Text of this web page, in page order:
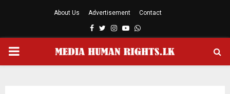
About Us Advertisement Contact
Facebook
TwitterInstagram
YoutubeWhatsapp
PRIMARY